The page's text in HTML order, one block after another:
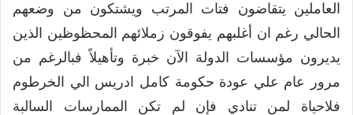
العاملين يتقاضون فتات المرتب ويشتكون من وضعهم
الحالي رغم ان أغلبهم يفوقون زملائهم المحظوظين الذين
يديرون مؤسسات الدولة الآن خبرة وتأهيلاً فبالرغم من
مرور عام علي عودة حكومة كامل ادريس الي الخرطوم
فلاحياة لمن تنادي فإن لم تكن الممارسات السالبة